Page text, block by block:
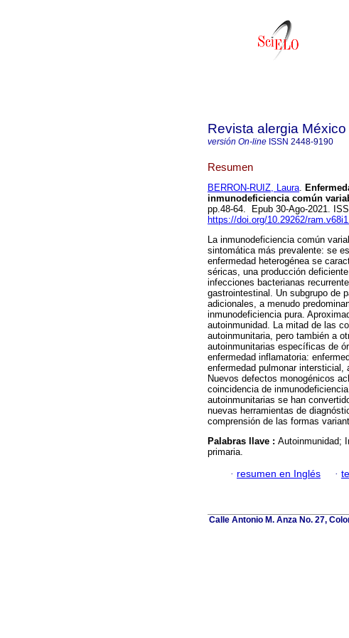
Revista alergia México
versión On-line ISSN 2448-9190
Resumen
BERRON-RUIZ, Laura.
inmunodeficiencia común
pp.48-64. Epub 30-Ago-2021.
https://doi.org/10.29262/
La inmunodeficiencia común
sintomática más prevalente: se
enfermedad heterogénea se
séricas, una producción
infecciones bacterianas
gastrointestinal. Un subgrupo de
adicionales, a menudo
inmunodeficiencia pura.
autoinmunidad. La mitad de las
autoinmunitaria, pero también a
autoinmunitarias específicas de
enfermedad inflamatoria:
enfermedad pulmonar
Nuevos defectos monogénicos
coincidencia de
autoinmunitarias se han
nuevas herramientas de
comprensión de las formas
Palabras llave : Autoinmunidad;
primaria.
· resumen en Inglés ·
Calle Antonio M. Anza No. 27,